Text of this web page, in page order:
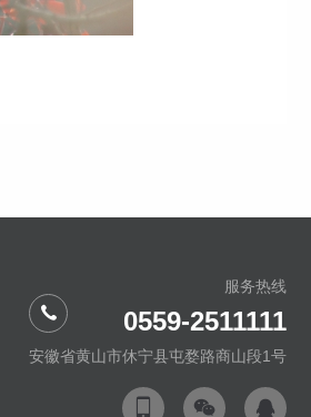
服务热线
0559-2511111
安徽省黄山市休宁县屯婺路商山段1号